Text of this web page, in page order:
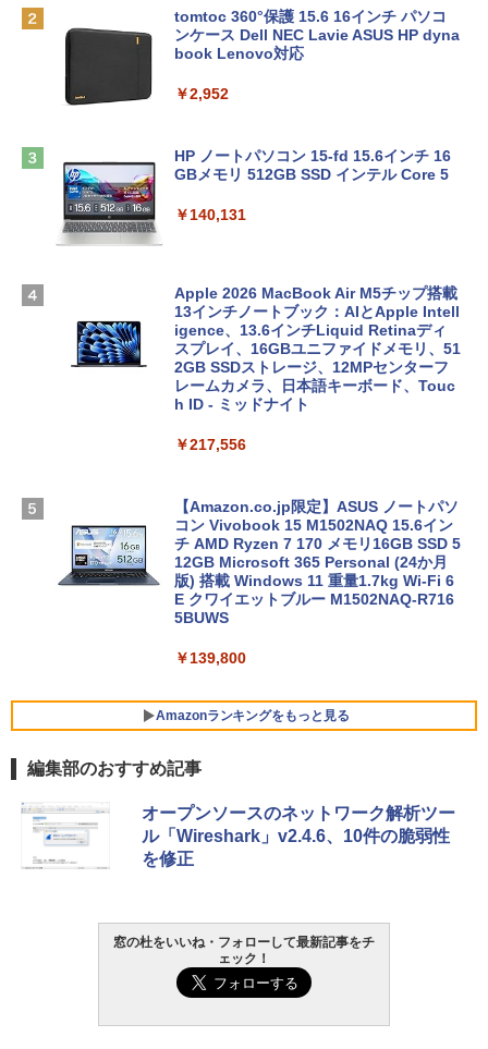
tomtoc 360°保護 15.6 16インチ パソコ
ンケース Dell NEC Lavie ASUS HP dyna
book Lenovo対応
￥2,952
HP ノートパソコン 15-fd 15.6インチ 16
GBメモリ 512GB SSD インテル Core 5
￥140,131
Apple 2026 MacBook Air M5チップ搭載
13インチノートブック：AIとApple Intell
igence、13.6インチLiquid Retinaディ
スプレイ、16GBユニファイドメモリ、51
2GB SSDストレージ、12MPセンターフ
レームカメラ、日本語キーボード、Touc
h ID - ミッドナイト
￥217,556
【Amazon.co.jp限定】ASUS ノートパソ
コン Vivobook 15 M1502NAQ 15.6イン
チ AMD Ryzen 7 170 メモリ16GB SSD 5
12GB Microsoft 365 Personal (24か月
版) 搭載 Windows 11 重量1.7kg Wi-Fi 6
E クワイエットブルー M1502NAQ-R716
5BUWS
￥139,800
Amazonランキングをもっと見る
Robloxギフトカード - 800 Robux 【限
定バーチャルアイテムを含む】 【オンラ
インゲームコード】 ロブロックス | オン
ラインコード版
Robloxギフトカード - 2,000 Robux 【限
定バーチャルアイテムを含む】 【オンラ
インゲームコード】 ロブロックス | オン
生成AIパスポート公式テキスト 第４版
￥1,766
1冊ですべて身につくHTML & CSSとWe
bデザイン入門講座［第2版］
￥1,292
Kindle Paperwhite シグニチャーエディ
ション (32GB) 7インチディスプレイ、明
るさ自動調整、色調調節ライト、12週間
持続バッテリー、広告なし、メタリック
￥-
Amazon Kindle Paperwhite (16GB) 7イ
ンチディスプレイ、色調調節ライト、12
編集部のおすすめ記事
オープンソースのネットワーク解析ツー
ル「Wireshark」v2.4.6、10件の脆弱性
を修正
窓の杜をいいね・フォローして最新記事をチ
ェック！